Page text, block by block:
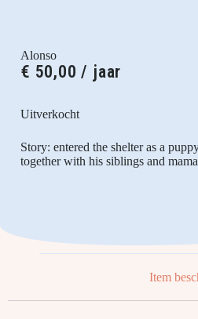
Alonso
€ 50,00 / jaar
Uitverkocht
Story: entered the shelter as a
together with his siblings and
Item